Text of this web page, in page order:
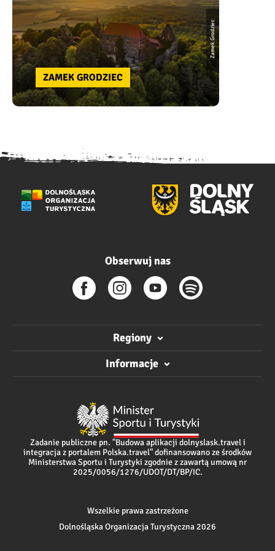
Zamek Grodziec
ZAMEK GRODZIEC
Obserwuj nas
Regiony
Informacje
Zadanie publiczne pn. "Budowa aplikacji dolnyslask.travel i
integracja z portalem Polska.travel" dofinansowano ze środków
Ministerstwa Sportu i Turystyki zgodnie z zawartą umową nr
2025/0056/1276/UDOT/DT/BP/IC.
Wszelkie prawa zastrzeżone
Dolnośląska Organizacja Turystyczna 2026